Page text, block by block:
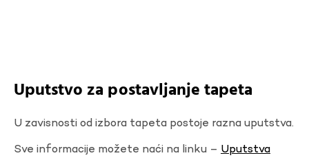
Uputstvo za postavljanje tapeta
U zavisnosti od izbora tapeta postoje razna uputstva.
Sve informacije možete naći na linku – Uputstva